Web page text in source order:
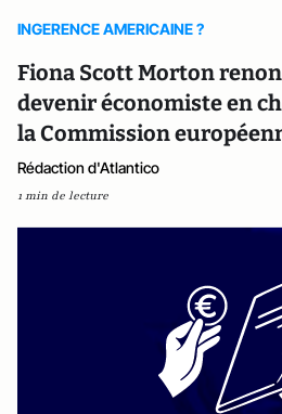
INGERENCE AMERICAINE ?
Fiona Scott Morton
devenir économiste en
la Commission
Rédaction d'Atlantico
1 min de lecture